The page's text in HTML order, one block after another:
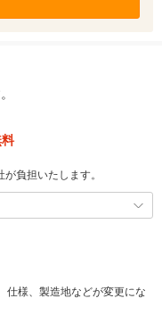
負担いたします。
仕様、製造地などが変更にな